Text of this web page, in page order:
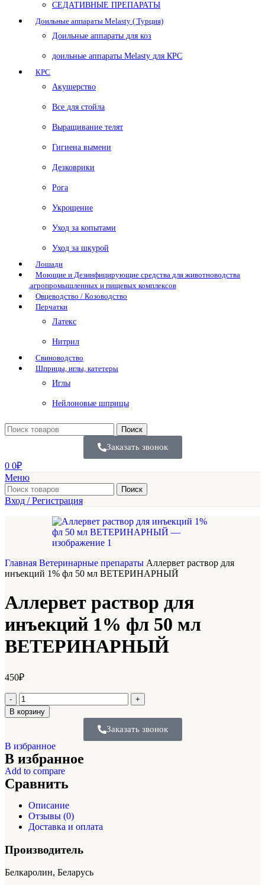
СЕДАТИВНЫЕ ПРЕПАРАТЫ
Доильные аппараты Melasty ( Турция)
Доильные аппараты для коз
доильные аппараты Melasty для КРС
КРС
Акушерство
Все для стойла
Выращивание телят
Гигиена вымени
Дезковрики
Рога
Укрощение
Уход за копытами
Уход за шкурой
Лошади
Моющие и Дезинфицирующие средства для животноводства
,агропромышленных и пищевых комплексов
Овцеводство / Козоводство
Перчатки
Латекс
Нитрил
Свиноводство
Шприцы, иглы, катетеры
Иглы
Нейлоновые шприцы
Поиск
Заказать звонок
0 0₽
Меню
Поиск
Вход / Регистрация
Главная Ветеринарные препараты Аллервет раствор для
инъекций 1% фл 50 мл ВЕТЕРИНАРНЫЙ
Аллервет раствор для
инъекций 1% фл 50 мл
ВЕТЕРИНАРНЫЙ
450₽
В корзину
Заказать звонок
В избранное
В избранное
Add to compare
Сравнить
Описание
Отзывы (0)
Доставка и оплата
Производитель
Белкаролин, Беларусь